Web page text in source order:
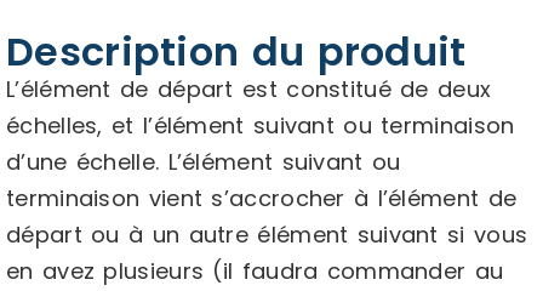
Description du produit
L’élément de départ est constitué de deux
échelles, et l’élément suivant ou terminaison
d’une échelle. L’élément suivant ou
terminaison vient s’accrocher à l’élément de
départ ou à un autre élément suivant si vous
en avez plusieurs (il faudra commander au